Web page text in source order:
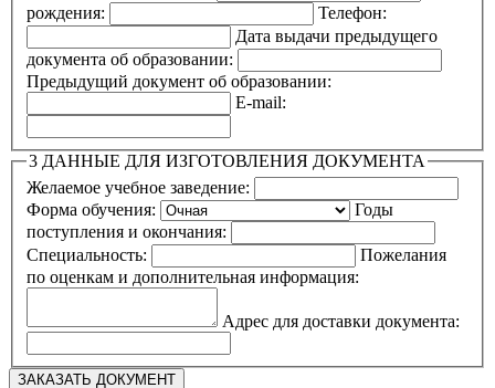
рождения:
Телефон:
Дата выдачи предыдущего
документа об образовании:
Предыдущий документ об образовании:
E-mail:
3 ДАННЫЕ ДЛЯ ИЗГОТОВЛЕНИЯ ДОКУМЕНТА
Желаемое учебное заведение:
Форма обучения:
Годы
поступления и окончания:
Специальность:
Пожелания
по оценкам и дополнительная информация:
Адрес для доставки документа: